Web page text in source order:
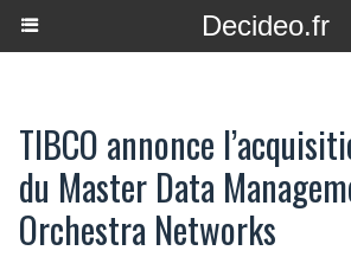
Decideo.fr
TIBCO annonce
du Master Data
Orchestra Networks